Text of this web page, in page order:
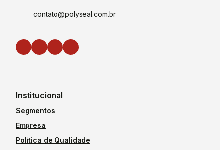
contato@polyseal.com.br
Institucional
Segmentos
Empresa
Política de Qualidade